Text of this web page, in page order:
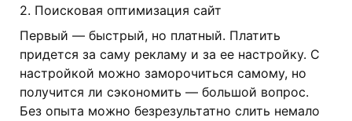
2. Поисковая оптимизация сайт
Первый — быстрый, но платный. Платить
придется за саму рекламу и за ее настройку. С
настройкой можно заморочиться самому, но
получится ли сэкономить — большой вопрос.
Без опыта можно безрезультатно слить немало